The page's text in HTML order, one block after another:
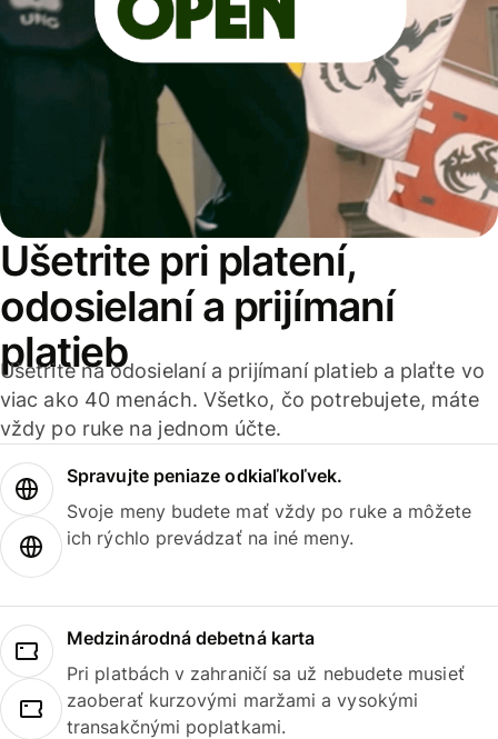
Ušetrite pri platení,
odosielaní a prijímaní
platieb
Ušetrite na odosielaní a prijímaní platieb a plaťte vo
viac ako 40 menách. Všetko, čo potrebujete, máte
vždy po ruke na jednom účte.
Spravujte peniaze odkiaľkoľvek.
Svoje meny budete mať vždy po ruke a môžete
ich rýchlo prevádzať na iné meny.
Medzinárodná debetná karta
Pri platbách v zahraničí sa už nebudete musieť
zaoberať kurzovými maržami a vysokými
transakčnými poplatkami.